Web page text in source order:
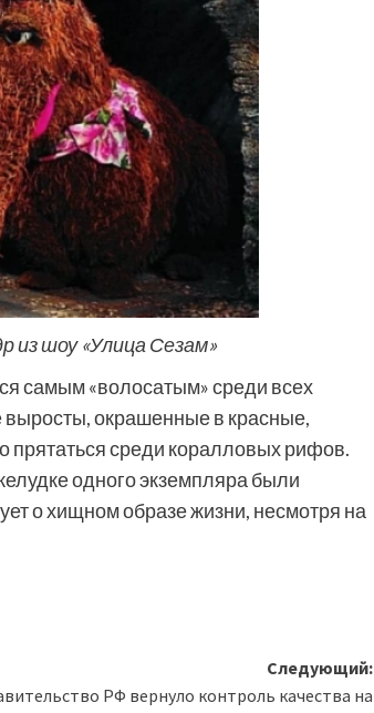
из шоу «Улица Сезам»
самым «волосатым» среди всех
окрашенные в красные,
среди коралловых рифов.
одного экземпляра были
о хищном образе жизни, несмотря на
Следующий:
РФ вернуло контроль качества на